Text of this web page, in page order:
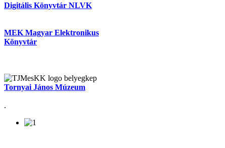
Digitális Könyvtár NLVK
MEK Magyar Elektronikus
Könyvtár
Tornyai János Múzeum
.